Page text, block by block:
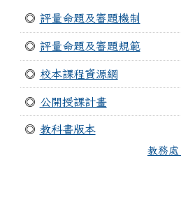
◎ 評量命題及審題機制
◎ 評量命題及審題規範
◎ 校本課程資源網
◎ 公開授課計畫
◎ 教科書版本
教務